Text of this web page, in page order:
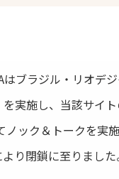
ブラジル・リオデ
実施し、当該サイト
ック＆トークを実
り閉鎖に至りました